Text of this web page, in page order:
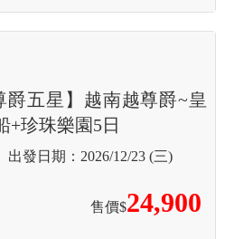
爵五星】越南越尊爵~皇
+珍珠樂園5日
2026/12/23 (三)
售價$24,900